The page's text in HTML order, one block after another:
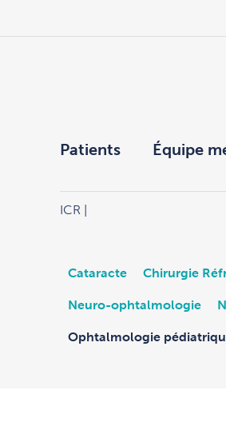
Patients Équipe
ICR
Cataracte Chirurgie
Neuro-ophtalmologie
Ophtalmologie